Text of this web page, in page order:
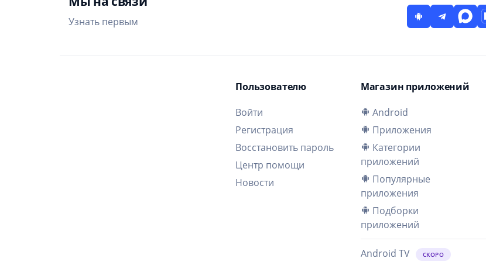
Узнать первым
Пользователю
Войти
Регистрация
Восстановить пароль
Центр помощи
Новости
Магазин приложений
Android
Приложения
Категории
приложений
Популярные
приложения
Подборки
приложений
Android TV СКОРО